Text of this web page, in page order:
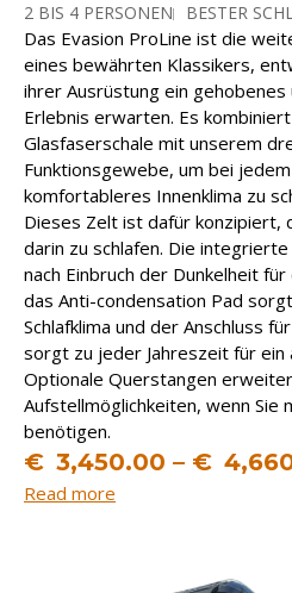
2 BIS 4 PERSONEN BESTER
PARALLELÖFFNUNG
Das Evasion ProLine ist die
eines bewährten Klassikers,
ihrer Ausrüstung ein
Erlebnis erwarten. Es
Glasfaserschale mit unserem
Funktionsgewebe, um bei
komfortableres Innenklima zu
Dieses Zelt ist dafür konzipiert,
darin zu schlafen. Die
nach Einbruch der Dunkelheit
das Anti-condensation Pad
Schlafklima und der Anschluss
sorgt zu jeder Jahreszeit für ein
Optionale Querstangen
Aufstellmöglichkeiten, wenn Sie
benötigen.
€ 3,450.00 – €
Read more